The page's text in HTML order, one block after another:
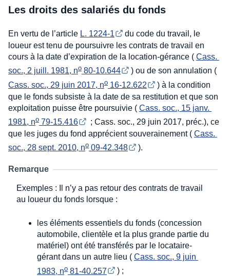
Les droits des salariés du fonds
En vertu de l’article L. 1224-1
du code du travail, le
loueur est tenu de poursuivre les contrats de travail en
cours à la date d’expiration de la location-gérance ( Cass.
soc., 2 juill. 1981, no 80-10.644
) ou de son annulation (
Cass. soc., 29 juin 2017, no 16-12.622
) à la condition
que le fonds subsiste à la date de sa restitution et que son
exploitation puisse être poursuivie ( Cass. soc., 15 janv.
1981, no 79-15.416
; Cass. soc., 29 juin 2017, préc.), ce
que les juges du fond apprécient souverainement ( Cass.
soc., 28 sept. 2010, no 09-42.348 ).
Remarque
Exemples : Il n’y a pas retour des contrats de travail
au loueur du fonds lorsque :
les éléments essentiels du fonds (concession
automobile, clientèle et la plus grande partie du
matériel) ont été transférés par le locataire-
gérant dans un autre lieu ( Cass. soc., 9 juin
1983, no 81-40.257 ) ;